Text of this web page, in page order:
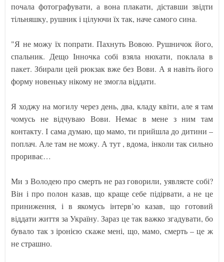
почала фотографувати, а вона плакати, діставши звідти
тільняшку, рушник і цілуючи їх так, наче самого сина.
"Я не можу їх попрати. Пахнуть Вовою. Рушничок його,
спальник. Дещо Інночка собі взяла нюхати, поклала в
пакет. Збирали цей рюкзак вже без Вови. А я навіть його
форму новеньку нікому не змогла віддати.
Я ходжу на могилу через день, два, кладу квіти, але я там
чомусь не відчуваю Вови. Немає в мене з ним там
контакту. І сама думаю, що мамо, ти прийшла до дитини –
поплач. Але там не можу. А тут , вдома, інколи так сильно
прориває…
Ми з Володею про смерть не раз говорили, уявляєте собі?
Він і про полон казав, що краще себе підірвати, а не це
приниження, і в якомусь інтерв’ю казав, що готовий
віддати життя за Україну. Зараз це так важко згадувати, бо
бувало так з іронією скаже мені, що, мамо, смерть – це ж
не страшно.